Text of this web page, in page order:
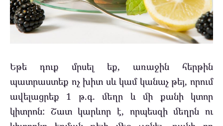
Եթե դուք մրսել եք, առաջին հերթին
պատրաստեք ոչ խիտ սև կամ կանաչ թեյ, որում
ավելացրեք 1 թ.գ. մեղր և մի քանի կտոր
կիտրոն: Շատ կարևոր է, որպեսզի մեղրն ու